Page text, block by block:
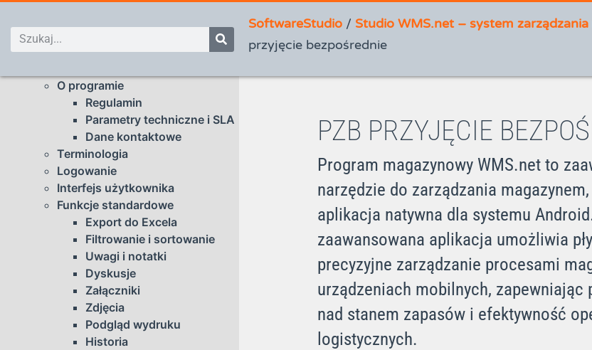
SoftwareStudio/ Studio WMS.net – system
przyjęcie bezpośrednie
O programie
Regulamin
Parametry techniczne i SLA
Dane kontaktowe
Terminologia
Logowanie
Interfejs użytkownika
Funkcje standardowe
Export do Excela
Filtrowanie i sortowanie
Uwagi i notatki
Dyskusje
Załączniki
Zdjęcia
Podgląd wydruku
Historia
PZB PRZYJĘCIE
Program magazynowy WMS.net to
narzędzie do zarządzania
aplikacja natywna dla systemu
zaawansowana aplikacja umożliwia
precyzyjne zarządzanie procesami
urządzeniach mobilnych, zapewniając
nad stanem zapasów i efektywność
logistycznych.